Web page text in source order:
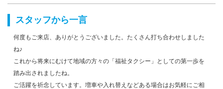
スタッフから一言
何度もご来店、ありがとうございました。たくさん打ち合わせしました
ね♪
これから将来にむけて地域の方々の「福祉タクシー」としての第一歩を
踏み出されましたね。
ご活躍を祈念しています。増車や入れ替えなどある場合はお気軽にご相